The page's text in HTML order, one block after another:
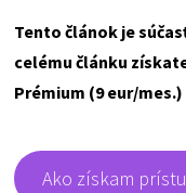
Tento článok je
celému článku
Prémium (9 eur/
Ako získam